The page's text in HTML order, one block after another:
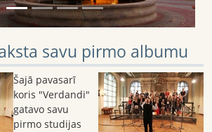
savu pirmo albumu
Šajā pavasarī
koris "Verdandi"
gatavo savu
pirmo studijas